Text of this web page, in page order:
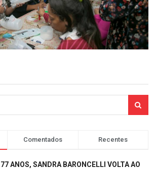
Comentados Recentes
ANOS, SANDRA BARONCELLI VOLTA AO